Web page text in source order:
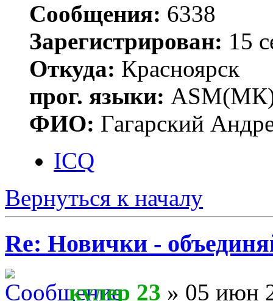
Сообщения: 6338
Зарегистрирован: 15
Откуда: Красноярск
прог. языки:
ФИО: Гагарский
ICQ
Вернуться к началу
Re: Новички -
кулер 23 » 05 июн